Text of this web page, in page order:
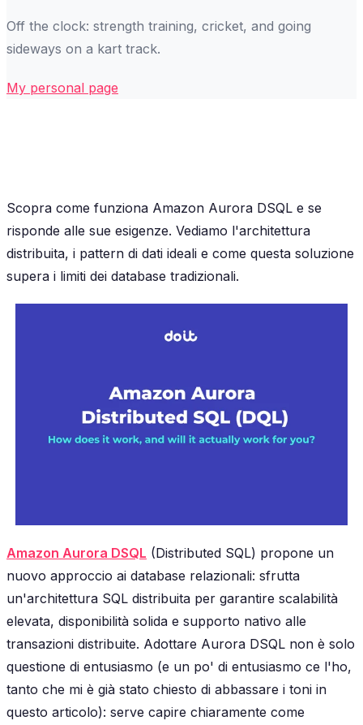
Off the clock: strength training, cricket, and going
sideways on a kart track.
My personal page
Scopra come funziona Amazon Aurora DSQL e se
risponde alle sue esigenze. Vediamo l'architettura
distribuita, i pattern di dati ideali e come questa soluzione
supera i limiti dei database tradizionali.
Amazon Aurora DSQL (Distributed SQL) propone un
nuovo approccio ai database relazionali: sfrutta
un'architettura SQL distribuita per garantire scalabilità
elevata, disponibilità solida e supporto nativo alle
transazioni distribuite. Adottare Aurora DSQL non è solo
questione di entusiasmo (e un po' di entusiasmo ce l'ho,
tanto che mi è già stato chiesto di abbassare i toni in
questo articolo): serve capire chiaramente come